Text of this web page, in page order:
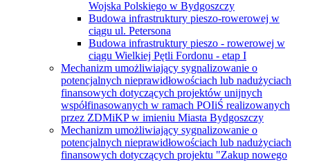
Wojska Polskiego w Bydgoszczy
Budowa infrastruktury pieszo-rowerowej w
ciągu ul. Petersona
Budowa infrastruktury pieszo - rowerowej w
ciągu Wielkiej Pętli Fordonu - etap I
Mechanizm umożliwiający sygnalizowanie o
potencjalnych nieprawidłowościach lub nadużyciach
finansowych dotyczących projektów unijnych
współfinasowanych w ramach POIiŚ realizowanych
przez ZDMiKP w imieniu Miasta Bydgoszczy
Mechanizm umożliwiający sygnalizowanie o
potencjalnych nieprawidłowościach lub nadużyciach
finansowych dotyczących projektu "Zakup nowego